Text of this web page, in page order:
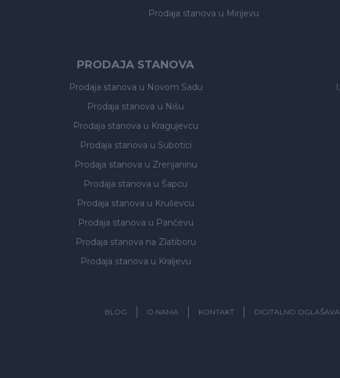
Prodaja stanova u Mirijevu
PRODAJA STANOVA
Prodaja stanova u Novom Sadu
Prodaja stanova u Nišu
Prodaja stanova u Kragujevcu
Prodaja stanova u Subotici
Prodaja stanova u Zrenjaninu
Prodaja stanova u Šapcu
Prodaja stanova u Kruševcu
Prodaja stanova u Pančevu
Prodaja stanova na Zlatiboru
Prodaja stanova u Kraljevu
BLOG O NAMA KONTAKT DIGITALNO